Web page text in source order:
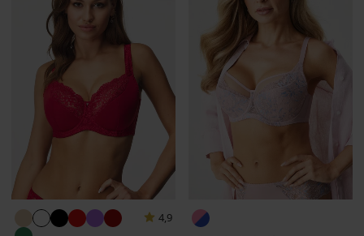
4,9